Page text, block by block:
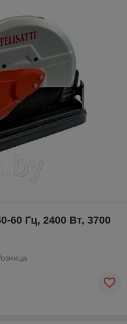
60 Гц, 2400 Вт, 3700